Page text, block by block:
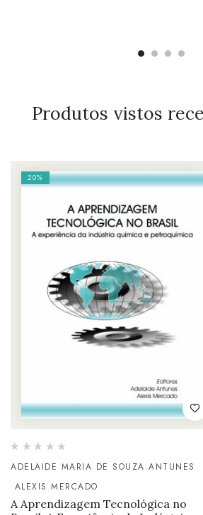
Produtos vistos
20%
ADELAIDE MARIA DE SOUZA ANTUNES
ALEXIS MERCADO
A Aprendizagem Tecnológica no